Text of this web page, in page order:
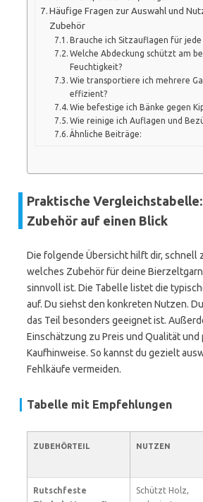
Häufige Fragen zur Auswahl und
Zubehör
Brauche ich Sitzauflagen für
Welche Abdeckung schützt am
Feuchtigkeit?
Wie transportiere ich mehrere
effizient?
Wie befestige ich Bänke gegen
Wie reinige ich Auflagen und
Ähnliche Beiträge:
Praktische
Zubehör auf einen Blick
Die folgende Übersicht hilft dir, schnell
welches Zubehör für deine
sinnvoll ist. Die Tabelle listet die
auf. Du siehst den konkreten Nutzen.
das Teil besonders geeignet ist.
Einschätzung zu Preis und Qualität und
Kaufhinweise. So kannst du gezielt
Fehlkäufe vermeiden.
Tabelle mit Empfehlungen
ZUBEHÖRTEIL NUTZEN
Rutschfeste
Schützt Holz,